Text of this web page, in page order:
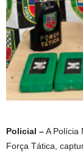
Policial –A Polícia
Força Tática,